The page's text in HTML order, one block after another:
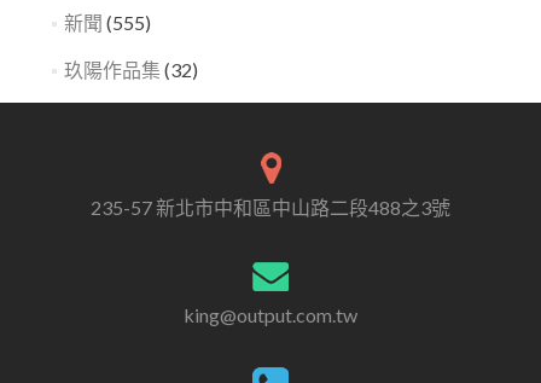
新聞 (555)
玖陽作品集 (32)
235-57 新北市中和區中山路二段488之3號
king@output.com.tw